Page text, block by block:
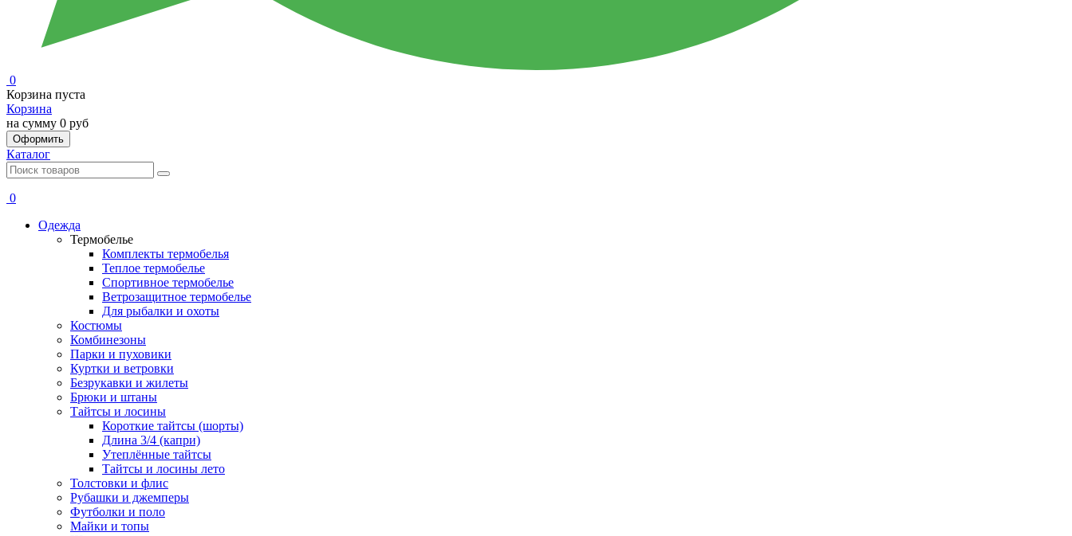
0
Корзина пуста
Корзина
на сумму 0 руб
Оформить
Каталог
0
Одежда
Термобелье
Комплекты термобелья
Теплое термобелье
Спортивное термобелье
Ветрозащитное термобелье
Для рыбалки и охоты
Костюмы
Комбинезоны
Парки и пуховики
Куртки и ветровки
Безрукавки и жилеты
Брюки и штаны
Тайтсы и лосины
Короткие тайтсы (шорты)
Длина 3/4 (капри)
Утеплённые тайтсы
Тайтсы и лосины лето
Толстовки и флис
Рубашки и джемперы
Футболки и поло
Майки и топы